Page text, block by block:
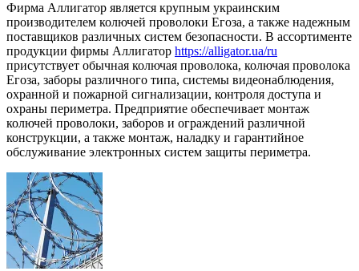
Фирма Аллигатор является крупным украинским
производителем колючей проволоки Егоза, а также надежным
поставщиков различных систем безопасности. В ассортименте
продукции фирмы Аллигатор https://alligator.ua/ru
присутствует обычная колючая проволока, колючая проволока
Егоза, заборы различного типа, системы видеонаблюдения,
охранной и пожарной сигнализации, контроля доступа и
охраны периметра. Предприятие обеспечивает монтаж
колючей проволоки, заборов и ограждений различной
конструкции, а также монтаж, наладку и гарантийное
обслуживание электронных систем защиты периметра.